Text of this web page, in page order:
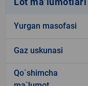
Yurgan masofasi
Gaz uskunasi
Qo`shimcha